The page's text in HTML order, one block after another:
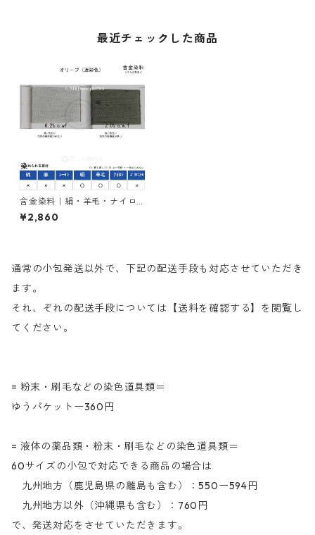
最近チェックした商品
含金染料｜絹・羊毛・ナイロ
ンを染める｜50g｜アシッド
オリーブGL（オリーブ(迷彩
¥2,860
通常の小包発送以外で、下記の配送手段も対応させていただき
ます。
それ、ぞれの配送手段については【送料を確認する】を閲覧し
てください。
= 粉末・刷毛などの染色道具類＝
ゆうパケットー360円
= 液体の薬品類・粉末・刷毛などの染色道具類＝
60サイズの小包で対応できる商品の場合は
九州地方（鹿児島県の離島も含む）：550ー594円
九州地方以外（沖縄県も含む）：760円
で、発送対応をさせていただきます。